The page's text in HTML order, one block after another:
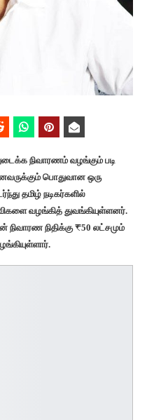
நிவாரணம் வழங்கும் படி
பொதுவான ஒரு
தமிழ் நடிகர்களில்
வழங்கித் துவங்கியுள்ளனர்.
நிவாரண நிதிக்கு ₹50 லட்சமும்